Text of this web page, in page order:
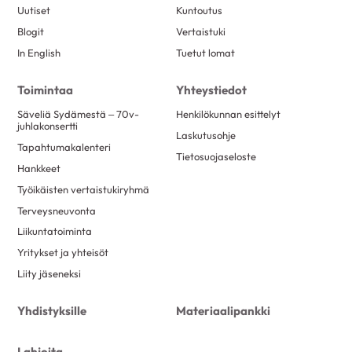
Uutiset
Blogit
In English
Kuntoutus
Vertaistuki
Tuetut lomat
Toimintaa
Säveliä Sydämestä – 70v-
juhlakonsertti
Tapahtumakalenteri
Hankkeet
Työikäisten vertaistukiryhmä
Terveysneuvonta
Liikuntatoiminta
Yritykset ja yhteisöt
Liity jäseneksi
Yhteystiedot
Henkilökunnan esittelyt
Laskutusohje
Tietosuojaseloste
Yhdistyksille Materiaalipankki